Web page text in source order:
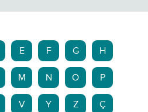
E F G H
M N O P
V Y Z Ç